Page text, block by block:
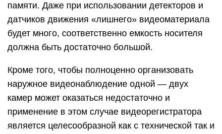
памяти. Даже при использовании детекторов и
датчиков движения «лишнего» видеоматериала
будет много, соответственно емкость носителя
должна быть достаточно большой.
Кроме того, чтобы полноценно организовать
наружное видеонаблюдение одной — двух
камер может оказаться недостаточно и
применение в этом случае видеорегистратора
является целесообразной как с технической так и